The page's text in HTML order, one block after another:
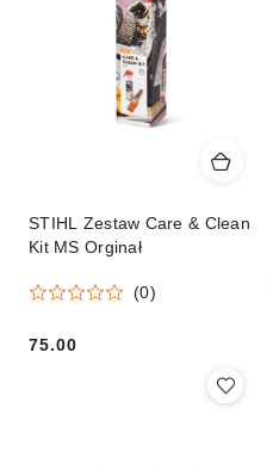
STIHL Zestaw Care & Clean
Kit MS Orginał
(0)
Cena:
75.00